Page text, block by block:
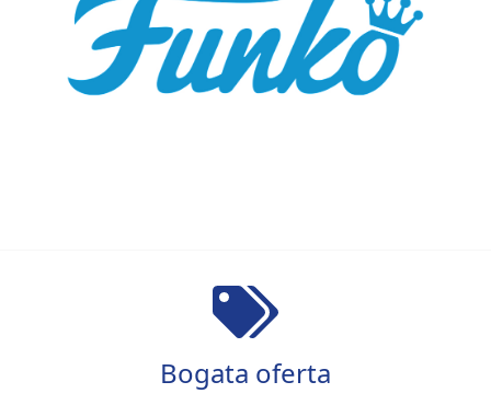
Bogata oferta